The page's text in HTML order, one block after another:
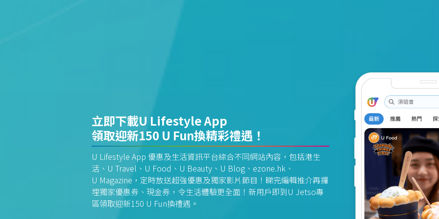
立即下載U Lifestyle App
領取迎新150 U Fun換精彩禮遇！
U Lifestyle App 優惠及生活資訊平台綜合不同網站內容，包括港生
活、U Travel、U Food、U Beauty、U Blog、ezone.hk、
U Magazine，定時放送超強優惠及獨家影片節目！睇完編輯推介再攞
埋獨家優惠券、現金券，令生活體驗更全面！新用戶即到U Jetso專
區領取迎新150 U Fun換禮遇。